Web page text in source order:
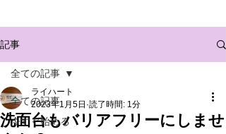
記事
全ての記事
今すぐ始める
全ての記事
洗面台もバリアフリーにしませ
ライハート
2023年1月5日 読了時間: 1分